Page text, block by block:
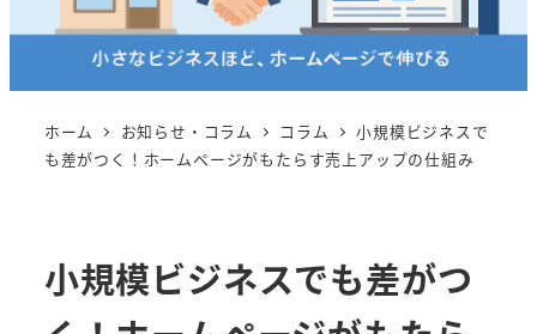
ホーム お知らせ・コラム コラム
小規模ビジネスで
も差がつく！ホームページがもたらす売上アップの仕組み
小規模ビジネスでも差がつ